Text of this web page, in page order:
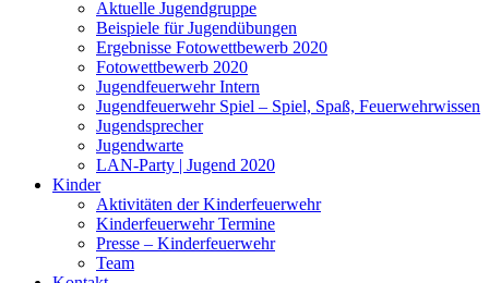
Aktuelle Jugendgruppe
Beispiele für Jugendübungen
Ergebnisse Fotowettbewerb 2020
Fotowettbewerb 2020
Jugendfeuerwehr Intern
Jugendfeuerwehr Spiel – Spiel, Spaß, Feuerwehrwissen
Jugendsprecher
Jugendwarte
LAN-Party | Jugend 2020
Kinder
Aktivitäten der Kinderfeuerwehr
Kinderfeuerwehr Termine
Presse – Kinderfeuerwehr
Team